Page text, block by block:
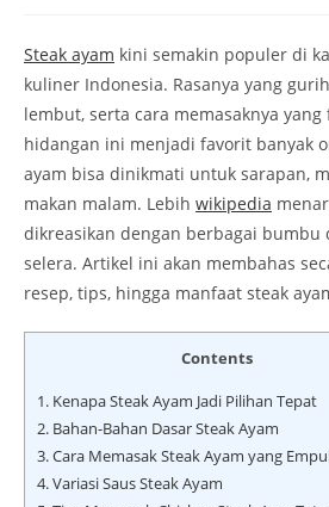
Steak ayam kini semakin populer di
kuliner Indonesia. Rasanya yang
lembut, serta cara memasaknya
hidangan ini menjadi favorit banyak
ayam bisa dinikmati untuk sarapan,
makan malam. Lebih wikipedia
dikreasikan dengan berbagai bumbu
selera. Artikel ini akan membahas
resep, tips, hingga manfaat steak
Contents
1. Kenapa Steak Ayam Jadi Pilihan Tepat
2. Bahan-Bahan Dasar Steak Ayam
3.Cara Memasak Steak Ayam yang
4.Variasi Saus Steak Ayam